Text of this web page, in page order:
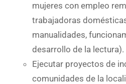
mujeres con empleo
trabajadoras
manualidades,
desarrollo de la lectura).
Ejecutar proyectos de
comunidades de la